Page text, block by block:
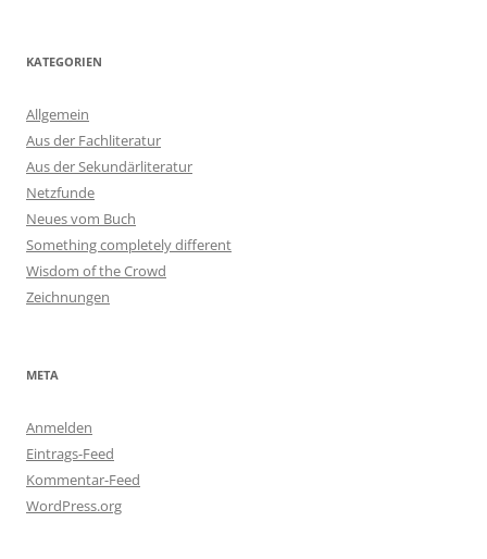
KATEGORIEN
Allgemein
Aus der Fachliteratur
Aus der Sekundärliteratur
Netzfunde
Neues vom Buch
Something completely different
Wisdom of the Crowd
Zeichnungen
META
Anmelden
Eintrags-Feed
Kommentar-Feed
WordPress.org